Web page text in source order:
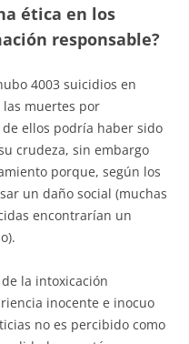
ética en los
responsable?
4003 suicidios en
las muertes por
ellos podría haber sido
crudeza, sin embargo
porque, según los
un daño social (muchas
encontrarían un
la intoxicación
inocente e inocuo
no es percibido como